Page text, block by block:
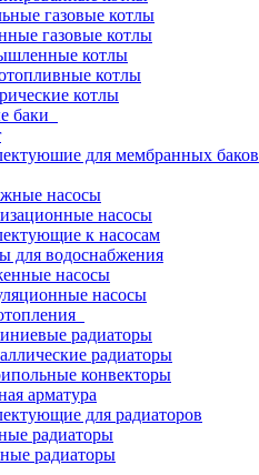
газовые котлы
газовые котлы
котлы
котлы
котлы
баки
для мембранных баков
насосы
насосы
к насосам
для водоснабжения
насосы
насосы
радиаторы
радиаторы
конвекторы
арматура
для радиаторов
радиаторы
радиаторы